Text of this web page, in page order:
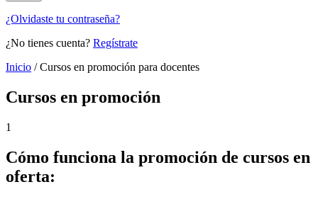
¿Olvidaste tu contraseña?
¿No tienes cuenta? Regístrate
Inicio /Cursos en promoción para docentes
Cursos en promoción
1
Cómo funciona la promoción de cursos en
oferta: